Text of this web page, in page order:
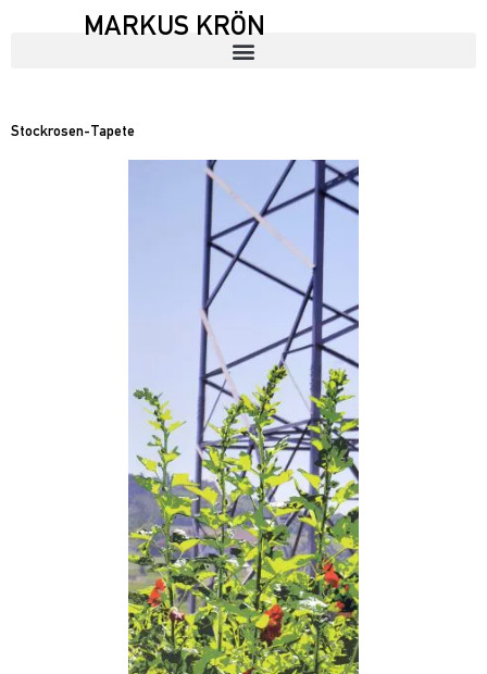
MARKUS KRÖN
Stockrosen-Tapete